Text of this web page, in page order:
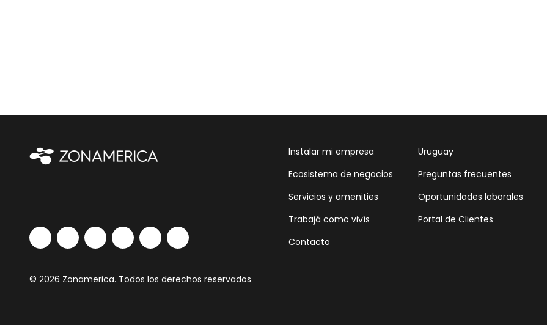
Instalar mi empresa
Ecosistema de negocios
Servicios y amenities
Trabajá como vivís
Contacto
Uruguay
Preguntas frecuentes
Oportunidades laborales
Portal de Clientes
© 2026 Zonamerica. Todos los derechos reservados